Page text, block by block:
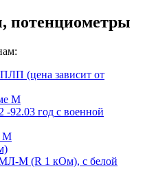
потенциометры
(цена зависит от
М
-92.03 год с военной
М
(R 1 кОм), с белой